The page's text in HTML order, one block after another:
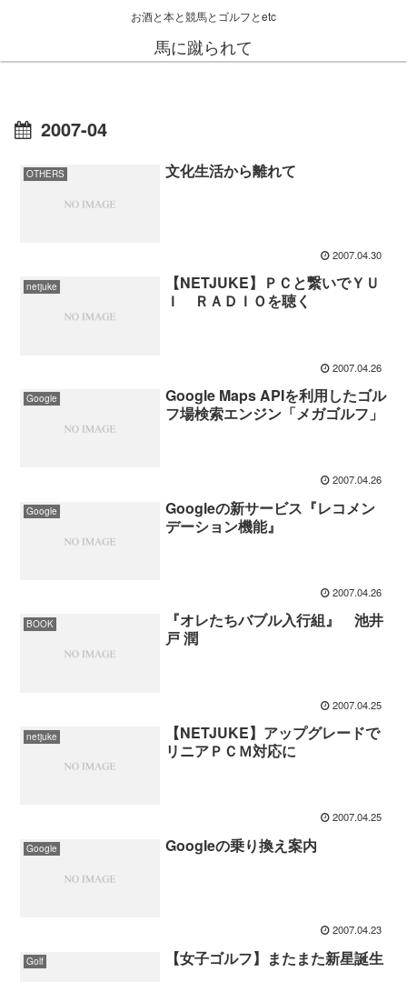
お酒と本と競馬とゴルフとetc
馬に蹴られて
2007-04
OTHERS 文化生活から離れて
2007.04.30
netjuke
【NETJUKE】ＰＣと繋いでＹＵ
Ｉ ＲＡＤＩＯを聴く
2007.04.26
Google
Google Maps APIを利用したゴル
フ場検索エンジン「メガゴルフ」
2007.04.26
Google
Googleの新サービス『レコメン
デーション機能』
2007.04.26
BOOK
『オレたちバブル入行組』 池井
戸 潤
2007.04.25
netjuke
【NETJUKE】アップグレードで
リニアＰＣＭ対応に
2007.04.25
Google Googleの乗り換え案内
2007.04.23
Golf 【女子ゴルフ】またまた新星誕生